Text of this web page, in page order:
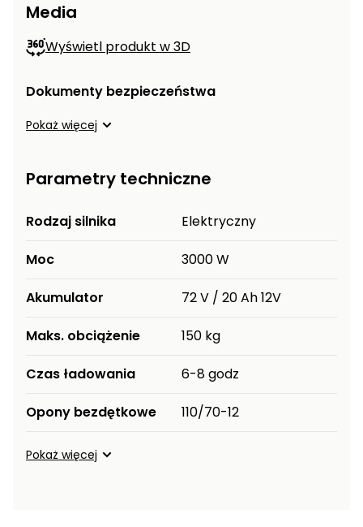
Media
Wyświetl produkt w 3D
Dokumenty bezpieczeństwa
Pokaż więcej
Parametry techniczne
Rodzaj silnika Elektryczny
Moc 3000 W
Akumulator 72 V / 20 Ah 12V
Maks. obciążenie 150 kg
Czas ładowania 6-8 godz
Opony bezdętkowe 110/70-12
Pokaż więcej